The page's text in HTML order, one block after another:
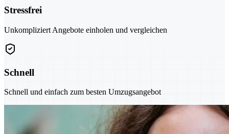
Stressfrei
Unkompliziert Angebote einholen und vergleichen
Schnell
Schnell und einfach zum besten Umzugsangebot